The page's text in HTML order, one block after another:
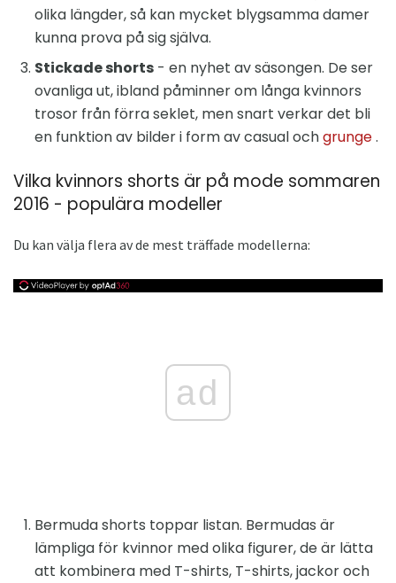
olika längder, så kan mycket blygsamma damer
kunna prova på sig själva.
Stickade shorts - en nyhet av säsongen. De ser
ovanliga ut, ibland påminner om långa kvinnors
trosor från förra seklet, men snart verkar det bli
en funktion av bilder i form av casual ochgrunge.
Vilka kvinnors shorts är på mode sommaren
2016 - populära modeller
Du kan välja flera av de mest träffade modellerna:
ad
Bermuda shorts toppar listan. Bermudas är
lämpliga för kvinnor med olika figurer, de är lätta
att kombinera med T-shirts, T-shirts, jackor och